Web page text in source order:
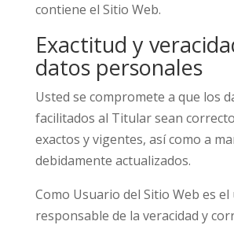
contiene el Sitio Web.
Exactitud y
datos personales
Usted se compromete a que los
facilitados al Titular sean
exactos y vigentes, así como a
debidamente actualizados.
Como Usuario del Sitio Web es el
responsable de la veracidad y